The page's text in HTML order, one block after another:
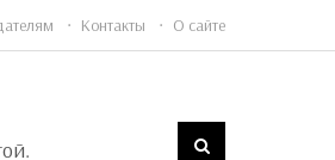
Контакты О сайте